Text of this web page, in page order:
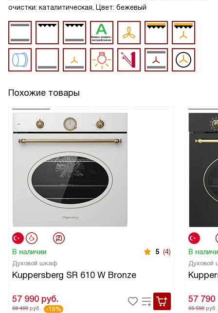
очистки: каталитическая, Цвет: бежевый
Похожие товары
В наличии 5 (4)
Духовой шкаф
Kuppersberg SR 610 W Bronze
57 990 руб.
68 490 руб. -15%
В
Духовой
57 790
65 590руб.